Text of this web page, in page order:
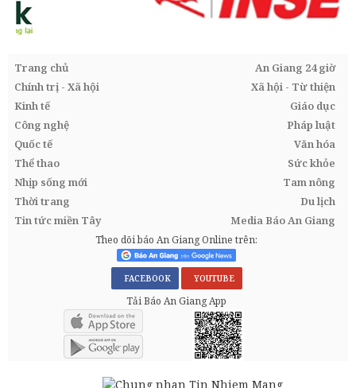
Trang chủ
An Giang 24 giờ
Chính trị - Xã hội
Xã hội - Từ thiện
Kinh tế
Giáo dục
Công nghệ
Pháp luật
Quốc tế
Văn hóa
Thể thao
Sức khỏe
Nhịp sống mới
Tam nông
Thời trang
Du lịch
Tin tức miền Tây
Media Báo An Giang
Theo dõi báo An Giang Online trên:
FACEBOOK YOUTUBE
Tải Báo An Giang App